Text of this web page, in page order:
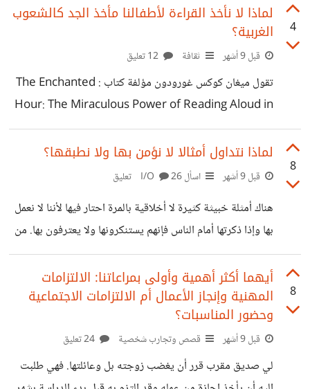
براحتك عاوز تدخن دخن مش عاوز بلاش! هكذا كان رده بكل
بساطة! صنعت قريبتي معه مشكلة كبيرة وحجتها أنه اب سلبي
غير مسؤل وهو يقول أنه يعلم ابنه الحرية وان يأخذ قراره
بنفسه!
4
لماذا لا نأخذ القراءة لأطفالنا مأخذ الجد كالشعوب
الغربية؟
قبل 9 أشهر ثقافة
تقول ميغان كوكس غورودون مؤلفة كتاب : The Enchanted
Hour: The Miraculous Power of Reading Aloud in
the Age of Distraction لم أُعر القراءة الجهريّة أي اهتمام
بطريقة أو اخرى لعقود من الزمن على الرغم من أن فكرتها
وجمالها وأهميتها كانت منغرسة في وعيي. استيقظت هذه الفكرة
مدعوين لعشاء في منزل اصدقائنا ليزا وكيرك ولديهم قبيلة من
الأبناء الصغار. اثناء تقديم المشروبات وحين كان الجميع يتحدث
استأذنت ليزا من الحضور
8
لماذا نتداول أمثالا لا نؤمن بها ولا نطبقها؟
قبل 9 أشهر اسأل I/O26 تعليق
هناك أمثلة خبيثة كثيرة لا أخلاقية بالمرة احتار فيها لأننا لا نعمل
بها وإذا ذكرتها أمام الناس فإنهم يستنكرونها ولا يعترفون بها. من
هذه الأمثلة: إن جاك الاعمى كل عشاه هو انت احن عليه من اللي
عماه؟! واللي يصعب عليك يفقرك. وكذلك مثل عشها بسعادة
ملهاش إعادة وغيرها كثير. ما يحيرني أن الجميع يرفضها.
8
أيهما أكثر أهمية وأولى بمراعاتنا: الالتزامات
المهنية وإنجاز الأعمال أم الالتزامات الاجتماعية
وحضور المناسبات؟
قبل 9 أشهر قصص وتجارب شخصية
لي صديق مقرب قرر أن يغضب زوجته بل وعائلتها. فهي طلبت